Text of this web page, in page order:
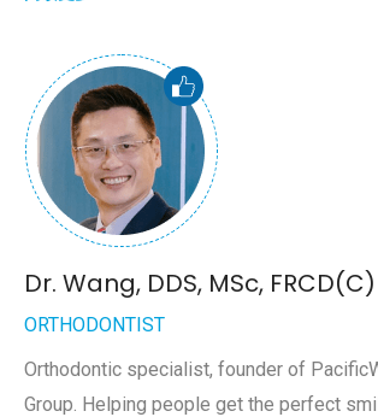
Dr. Wang, DDS, MSc, FRCD(C)
ORTHODONTIST
Orthodontic specialist, founder of
Group. Helping people get the perfect